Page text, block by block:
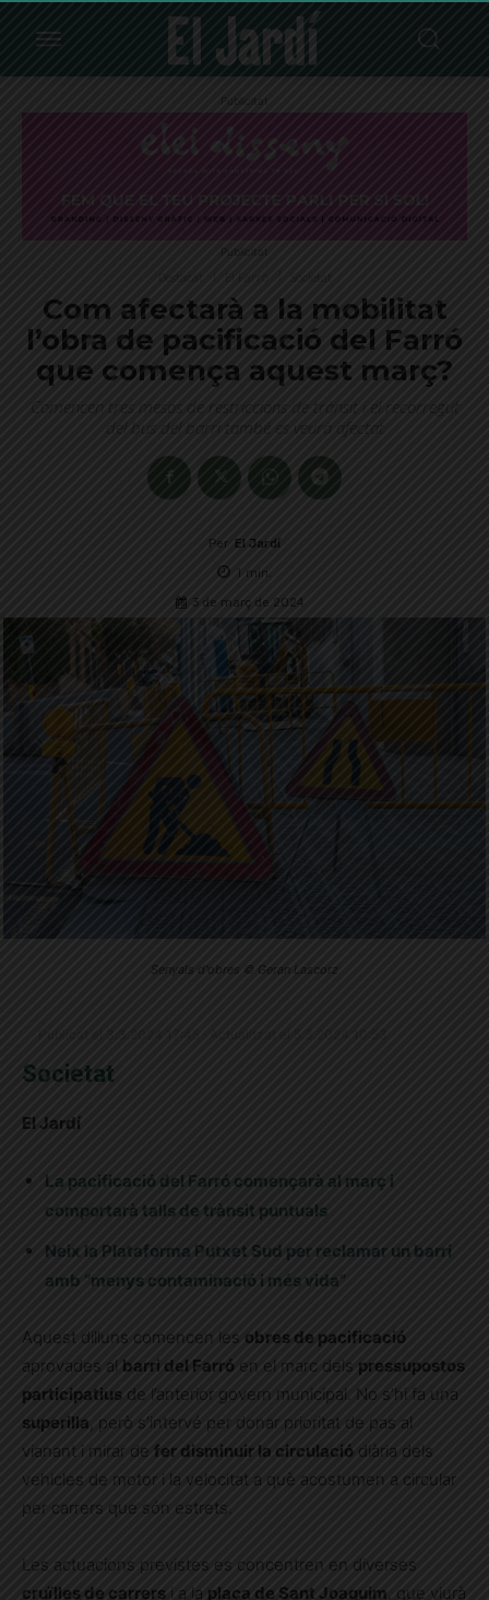
Publicitat
Publicitat
Com afectarà a la mobilitat
l’obra de pacificació del Farró
que comença aquest març?
Comencen tres mesos de restriccions de trànsit i el recorregut
del bus del barri també es veurà afectat
Per El Jardí
1 min.
3 de març de 2024
Senyals d'obres © Geran Lascorz
Societat
El Jardí
La pacificació del Farró començarà al març i
comportarà talls de trànsit puntuals
Neix la Plataforma Putxet Sud per reclamar un barri
amb “menys contaminació i més vida”
Aquest dilluns comencen les obres de pacificació
aprovades al barri del Farró en el marc dels pressupostos
participatius de l’anterior govern municipal. No s’hi fa una
superilla , però s’intervé per donar prioritat de pas al
vianant i mirar de fer disminuir la circulació diària dels
vehicles de motor i la velocitat a què acostumen a circular
per carrers que són estrets.
Les actuacions previstes es concentren en diverses
cruïlles de carrers i a la plaça de Sant Joaquim , que viurà